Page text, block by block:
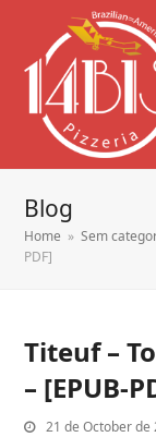
Blog
Home » Sem
PDF]
Titeuf –
– [EPUB-
21 de October de